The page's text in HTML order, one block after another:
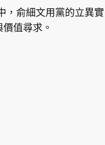
，俞細文用黨的立異實
值尋求。